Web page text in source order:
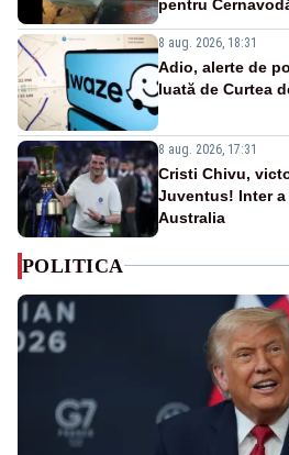
pentru
8 aug. 2026, 18:31
Adio, alerte de
luată de Curtea
8 aug. 2026, 17:31
Cristi Chivu,
Juventus! Inter
Australia
POLITICA